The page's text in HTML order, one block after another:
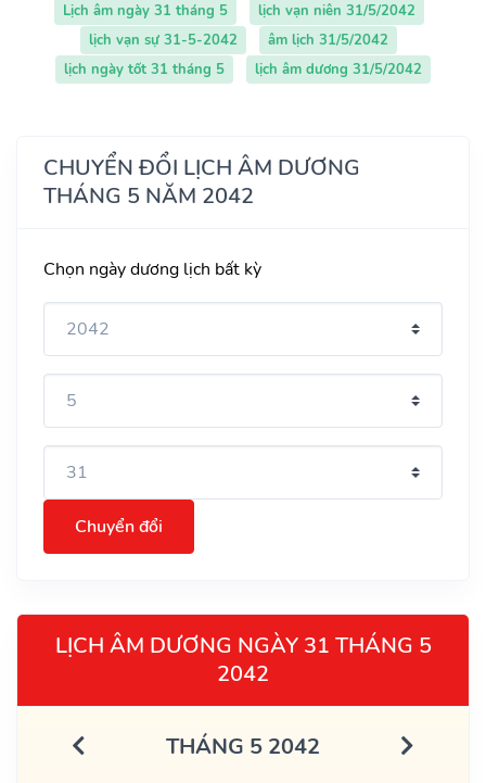
Lịch âm ngày 31 tháng 5
lịch vạn niên 31/5/2042
lịch vạn sự 31-5-2042
âm lịch 31/5/2042
lịch ngày tốt 31 tháng 5
lịch âm dương 31/5/2042
CHUYỂN ĐỔI LỊCH ÂM DƯƠNG
THÁNG 5 NĂM 2042
Chọn ngày dương lịch bất kỳ
Chuyển đổi
LỊCH ÂM DƯƠNG NGÀY 31 THÁNG 5
2042
THÁNG 5 2042